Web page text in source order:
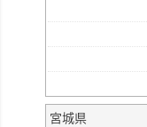
宮城県